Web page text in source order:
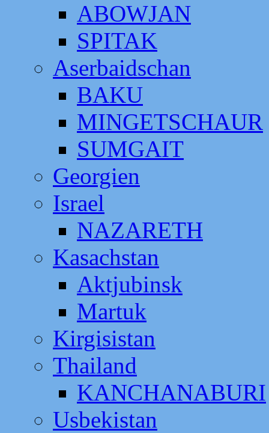
ABOWJAN
SPITAK
Aserbaidschan
BAKU
MINGETSCHAUR
SUMGAIT
Georgien
Israel
NAZARETH
Kasachstan
Aktjubinsk
Martuk
Kirgisistan
Thailand
KANCHANABURI
Usbekistan